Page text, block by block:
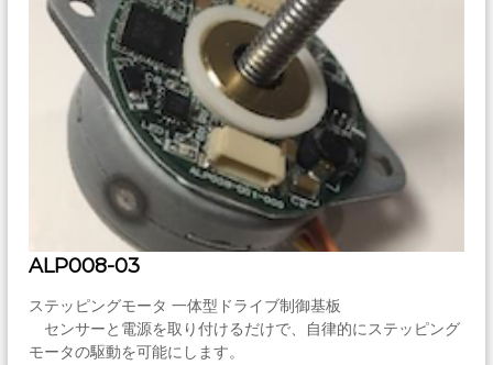
ALP008-03
ステッピングモータ 一体型ドライブ制御基板
センサーと電源を取り付けるだけで、自律的にステッピング
モータの駆動を可能にします。